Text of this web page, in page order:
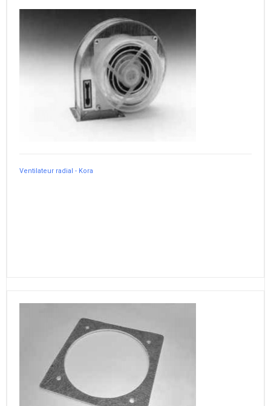
Ventilateur radial - Kora